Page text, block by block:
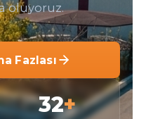
oluyoruz.
Fazlası
32+